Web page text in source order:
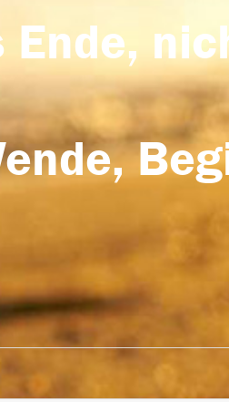
Ende,